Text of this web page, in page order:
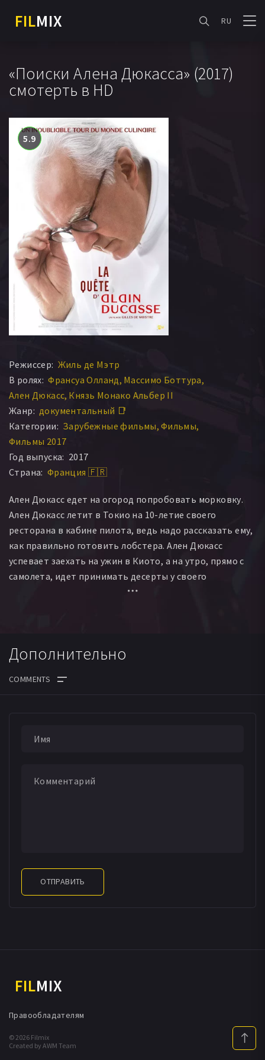
FILMIX RU
«Поиски Алена Дюкасса» (2017)
смотерть в HD
5.9
Режиссер: Жиль де Мэтр
В ролях: Франсуа Олланд Массимо Боттура
Ален Дюкасс Князь Монако Альбер II
Жанр: документальный 📑
Категории: Зарубежные фильмы Фильмы
Фильмы 2017
Год выпуска: 2017
Страна: Франция 🇫🇷
Ален Дюкасс едет на огород попробовать морковку.
Ален Дюкасс летит в Токио на 10-летие своего
ресторана в кабине пилота, ведь надо рассказать ему,
как правильно готовить лобстера. Ален Дюкасс
успевает заехать на ужин в Киото, а на утро, прямо с
самолета, идет принимать десерты у своего
— шеф-повар, ресторатор, отельер, непревзойденный
главное — человек, у которого и через тридцать лет
Дополнительно
ОТПРАВИТЬ
FILMIX
© 2026 Filmix
Created by AWM Team
Правообладателям